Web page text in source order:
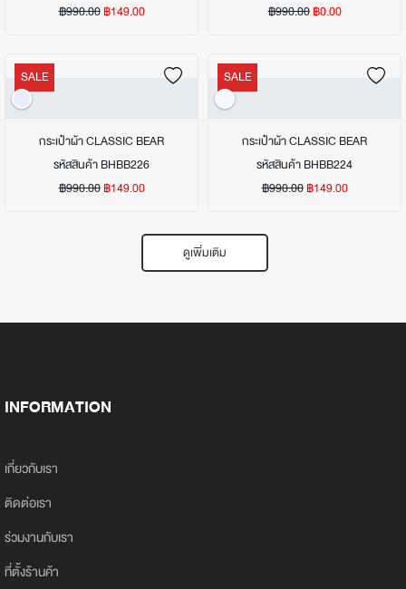
฿990.00 ฿149.00
฿990.00 ฿0.00
SALE
กระเป๋าผ้า CLASSIC BEAR
รหัสสินค้า BHBB226
฿990.00 ฿149.00
SALE
กระเป๋าผ้า CLASSIC BEAR
รหัสสินค้า BHBB224
฿990.00 ฿149.00
ดูเพิ่มเติม
INFORMATION
เกี่ยวกับเรา
ติดต่อเรา
ร่วมงานกับเรา
ที่ตั้งร้านค้า